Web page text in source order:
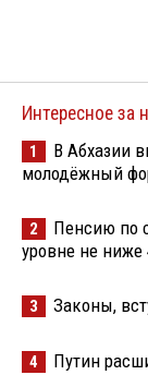
Интересное за
1
В Абхазии
молодёжный
2
Пенсию по
уровне не ниже
3 Законы,
4
Путин